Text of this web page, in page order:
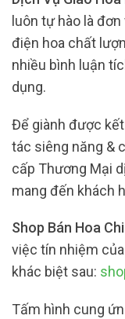
luôn tự hào là
điện hoa chất
nhiều bình luận
dụng.
Để giành được
tác siêng năng &
cấp Thương Mại
mang đến khách
Shop Bán Hoa
việc tín nhiệm
khác biệt sau:
Tấm hình cung